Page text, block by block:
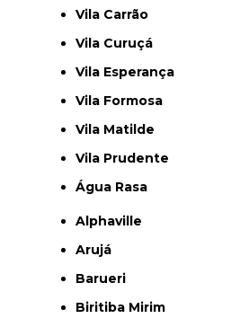
Vila Carrão
Vila Curuçá
Vila Esperança
Vila Formosa
Vila Matilde
Vila Prudente
Água Rasa
Alphaville
Arujá
Barueri
Biritiba Mirim